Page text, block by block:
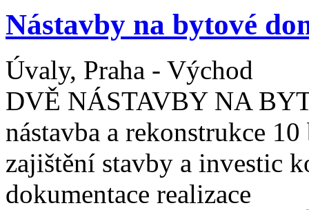
Nástavby na bytové
Úvaly, Praha - Východ
DVĚ NÁSTAVBY NA
nástavba a rekonstrukce
zajištění stavby a investic
dokumentace realizace